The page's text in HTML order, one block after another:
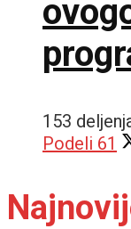
153
Podeli 61